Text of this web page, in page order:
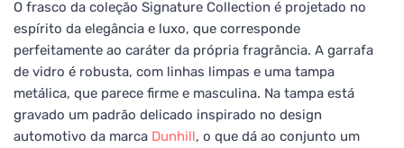
O frasco da coleção Signature Collection é projetado no
espírito da elegância e luxo, que corresponde
perfeitamente ao caráter da própria fragrância. A garrafa
de vidro é robusta, com linhas limpas e uma tampa
metálica, que parece firme e masculina. Na tampa está
gravado um padrão delicado inspirado no design
automotivo da marca Dunhill, o que dá ao conjunto um